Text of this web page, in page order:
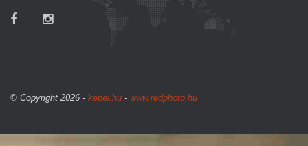
© Copyright 2026 - kepei.hu - www.redphoto.hu